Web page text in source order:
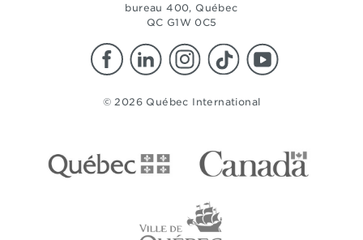
bureau 400, Québec
QC G1W 0C5
© 2026 Québec International